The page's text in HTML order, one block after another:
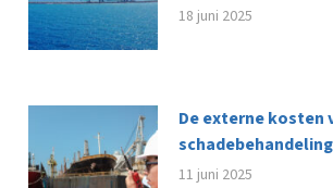
18 juni 2025
De externe kosten
schadebehandeling
11 juni 2025